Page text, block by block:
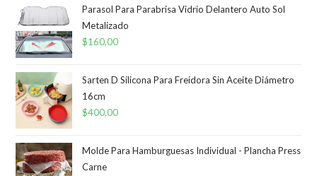
era:
$990,00.
es:
Parasol Para Parabrisa Vidrio Delantero Auto Sol
Metalizado
$160,00
Sarten D Silicona Para Freidora Sin Aceite Diámetro
16cm
$400,00
Molde Para Hamburguesas Individual - Plancha Press
Carne